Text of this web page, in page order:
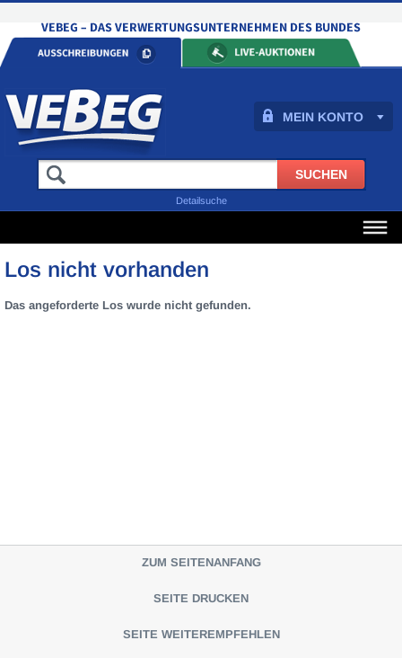
MEIN KONTO
Detailsuche
Los nicht vorhanden
Das angeforderte Los wurde nicht gefunden.
ZUM SEITENANFANG
SEITE DRUCKEN
SEITE WEITEREMPFEHLEN